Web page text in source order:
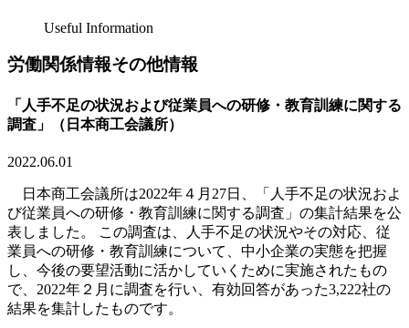
Useful Information
労働関係情報その他情報
「人手不足の状況および従業員への研修・教育訓練に関する
調査」（日本商工会議所）
2022.06.01
日本商工会議所は2022年４月27日、「人手不足の状況およ
び従業員への研修・教育訓練に関する調査」の集計結果を公
表しました。 この調査は、人手不足の状況やその対応、従
業員への研修・教育訓練について、中小企業の実態を把握
し、今後の要望活動に活かしていくために実施されたもの
で、2022年２月に調査を行い、有効回答があった3,222社の
結果を集計したものです。